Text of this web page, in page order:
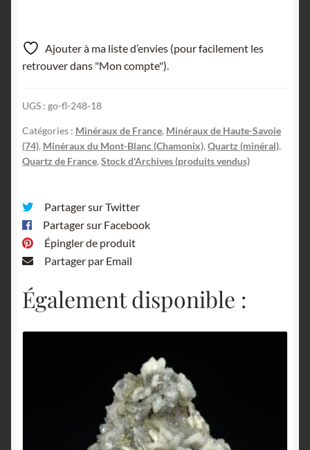
Ajouter à ma liste d’envies (pour facilement les
retrouver dans "Mon compte").
UGS : go-fl-248-18
Catégories : Minéraux de France, Minéraux de Haute-Savoie
(74), Minéraux du Mont-Blanc (Chamonix), Quartz (minéral),
Quartz de France, Stock d'Archives (produits vendus)
Partager sur Twitter
Partager sur Facebook
Épingler de produit
Partager par Email
Également disponible :